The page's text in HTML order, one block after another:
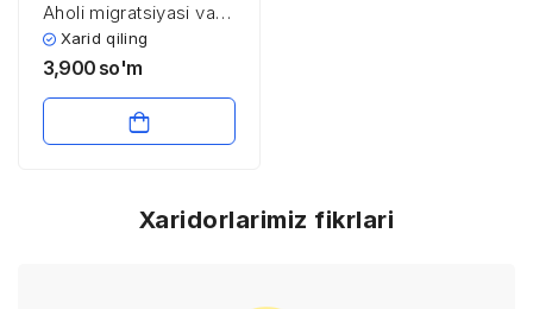
Aholi migratsiyasi va
demografik jarayonlar
Xarid qiling
3,900 so'm
Xaridorlarimiz fikrlari